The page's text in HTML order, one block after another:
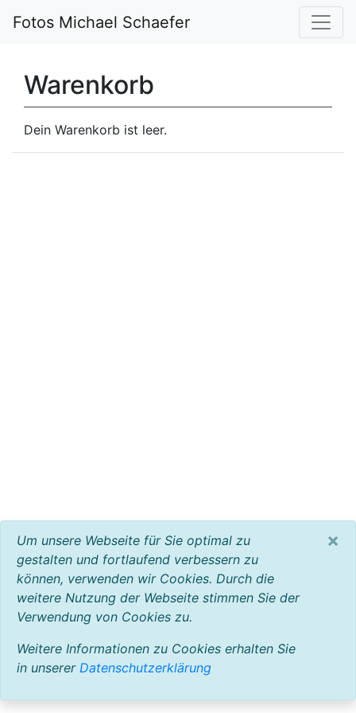
Fotos Michael Schaefer
Warenkorb
Dein Warenkorb ist leer.
Um unsere Webseite für Sie optimal zu
gestalten und fortlaufend verbessern zu
können, verwenden wir Cookies. Durch die
weitere Nutzung der Webseite stimmen Sie der
Verwendung von Cookies zu.
Weitere Informationen zu Cookies erhalten Sie
in unserer Datenschutzerklärung
×